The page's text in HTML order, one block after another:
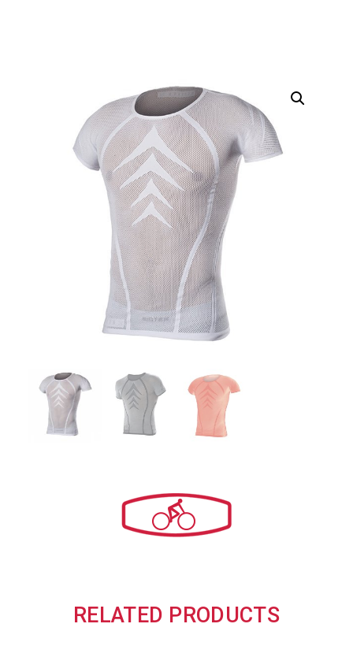
RELATED PRODUCTS